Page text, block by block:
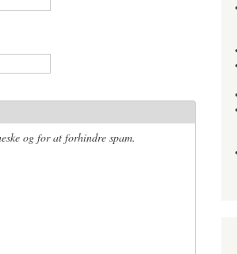
og for at forhindre spam.